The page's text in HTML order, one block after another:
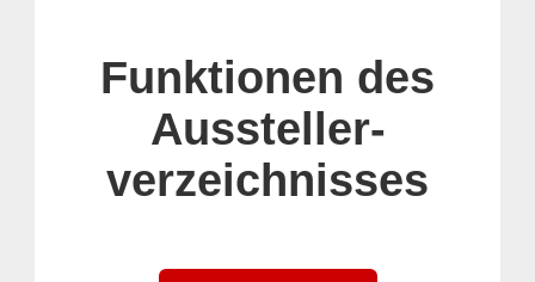
Funktionen des
Aussteller-
verzeichnisses